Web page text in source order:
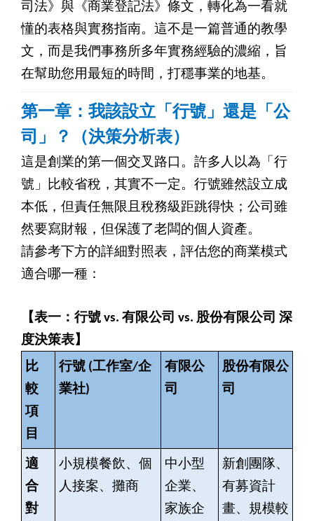
司法》與《商業登記法》條文，轉化為一看就
懂的表格與實務指南。這不是一篇普通的教學
文，而是我們事務所多年實務經驗的濃縮，旨
在幫助您用最短的時間，打穩事業的地基。
第一章：我該設立「行號」還是「公
司」？（決策分析表）
這是創業的第一個交叉路口。許多人以為「行
號」比較省稅，其實不一定。行號雖然設立成
本低，但責任無限且稅務級距跳得快；公司雖
然要寫財報，但保護了老闆的個人資產。
請參考下方的詳細對照表，評估您的商業模式
適合哪一種：
【表一：行號 vs. 有限公司 vs. 股份有限公司 深
度決策表】
比
較
項
目
行號 (工作室/企
業社)
有限公
司
股份有限公
司
適
合
對
小規模餐飲、個
人接案、攤商
中小型
企業、
家族企
新創團隊、
有募資計
畫、規模較